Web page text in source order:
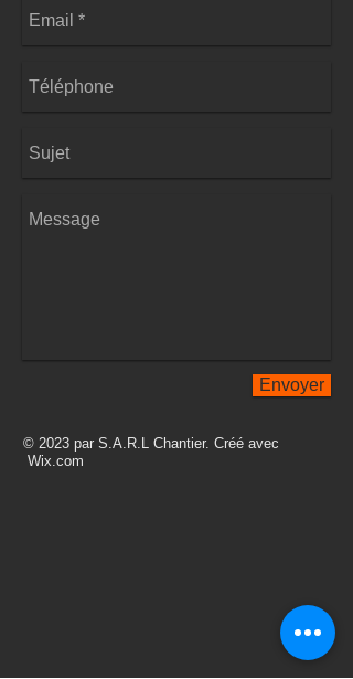
Envoyer
© 2023 par S.A.R.L Chantier. Créé avec
Wix.com